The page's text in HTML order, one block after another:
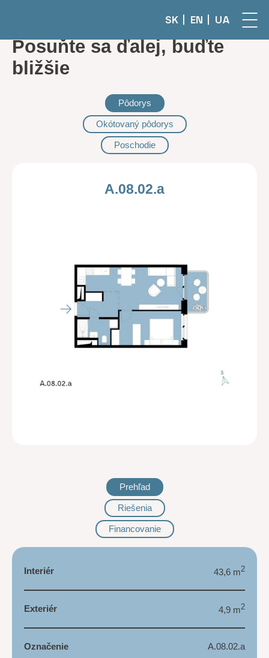
SK EN UA
Posuňte sa ďalej, buďte
bližšie
Pôdorys
Okótovaný pôdorys
Poschodie
A.08.02.a
Prehľad
Riešenia
Financovanie
Interiér 43,6 m2
Exteriér 4,9 m2
Označenie A.08.02.a